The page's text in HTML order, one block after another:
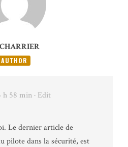
AUTHOR
h 58 min · Edit
Le dernier article de
pilote dans la sécurité, est